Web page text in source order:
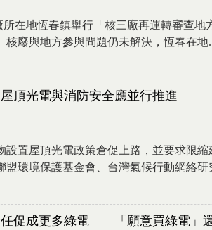
在地恆春鎮舉行「核三廠再運轉審查地
核廢與地方參與問題仍未解決，恆春在地
頂光電與消防安全應並行推進
設置屋頂光電政策倉促上路，並要求限
盟環境保護基金會、台灣氣候行動網絡研
促成更多綠電——「願意買綠電」